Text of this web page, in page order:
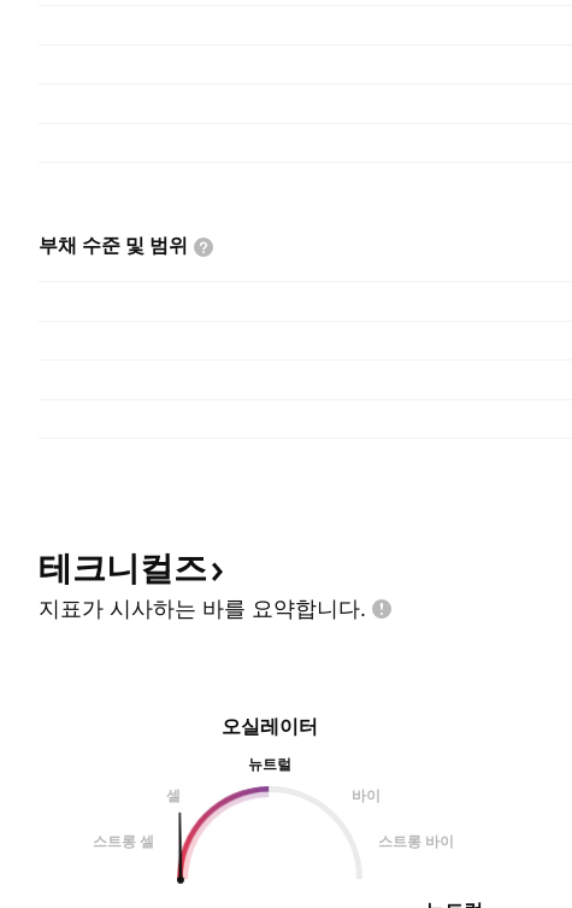
부채 수준 및 범위
테크니컬즈
지표가 시사하는 바를 요약합니다.
오실레이터
뉴트럴
셀
바이
스트롱 셀 스트롱 바이